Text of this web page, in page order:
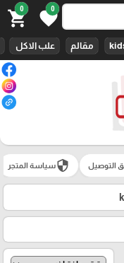
0
favorite
0
shopping_cart
مقالم علب الاكل
التوصيل securityسياسة المتجر